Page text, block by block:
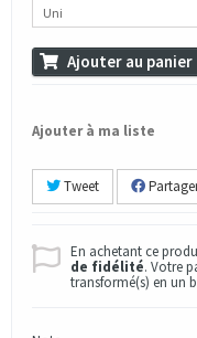
Uni
Ajouter au panier
Ajouter à ma liste
Tweet
En achetant ce
de fidélité. Votre
transformé(s) en un